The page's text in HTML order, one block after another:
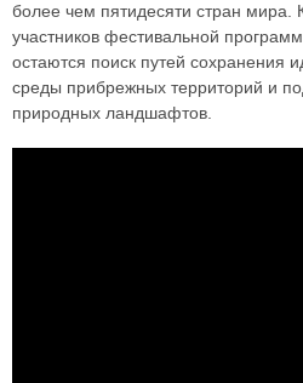
более чем пятидесяти стран
участников фестивальной
остаются поиск путей сохранения
среды прибрежных территорий и
природных ландшафтов.